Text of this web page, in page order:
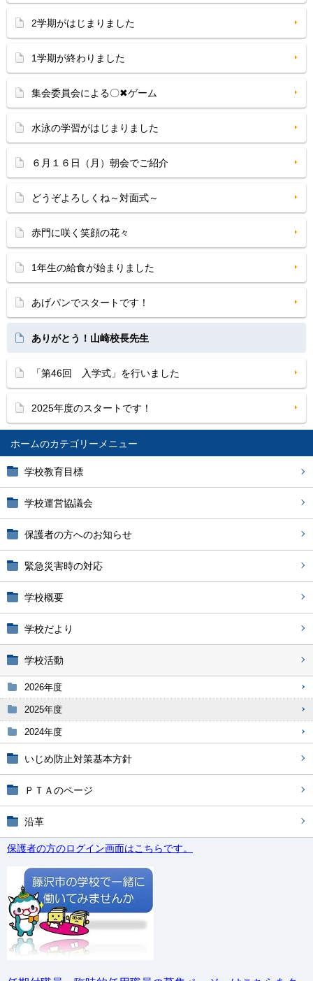
ホーム
学校教育目標
学校運営協議会
保護者の方へのお知らせ
緊急災害時の対応
学校概要
学校だより
学校活動
2026年度
2025年度
2024年度
いじめ防止対策基本方針
ＰＴＡのページ
沿革
保護者の方のログイン画面はこちらです。
2学期がはじまりました
1学期が終わりました
集会委員会による〇✖ゲーム
水泳の学習がはじまりました
６月１６日（月）朝会でご紹介
どうぞよろしくね～対面式～
赤門に咲く笑顔の花々
1年生の給食が始まりました
あげパンでスタートです！
ありがとう！山崎校長先生
「第46回 入学式」を行いました
2025年度のスタートです！